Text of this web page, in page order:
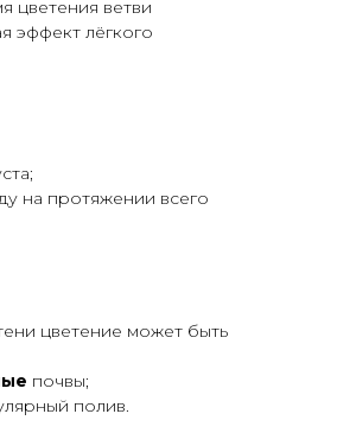
цветения ветви
эффект лёгкого
на протяжении всего
цветение может быть
почвы;
полив.